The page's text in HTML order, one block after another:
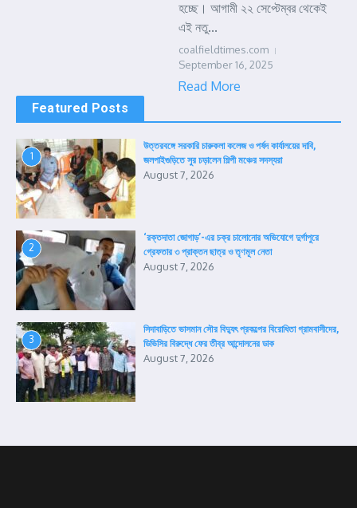
হচ্ছে। আগামী ২২ সেপ্টেম্বর থেকেই
এই নতু...
coalfieldtimes.com
September 16, 2025
Read More
Featured Posts
1
উত্তরবঙ্গে সরকারি চারুকলা কলেজ ও পর্ষদ কার্যালয়ের দাবি,
জলপাইগুড়িতে সুর চড়ালেন শিল্পী মঞ্চের সদস্যরা
August 7, 2026
2
‘রক্তদাতা জোগাড়’-এর চক্র চালোনোর অভিযোগে দুর্গাপুরে
গ্রেফতার ৩ প্রাক্তন ছাত্র ও তৃণমূল নেতা
August 7, 2026
3
সিদাবাড়িতে ভাসমান সৌর বিদ্যুৎ প্রকল্পের বিরোধিতা গ্রামবাসীদের,
ডিভিসির বিরুদ্ধে ফের তীব্র আন্দোলনের ডাক
August 7, 2026